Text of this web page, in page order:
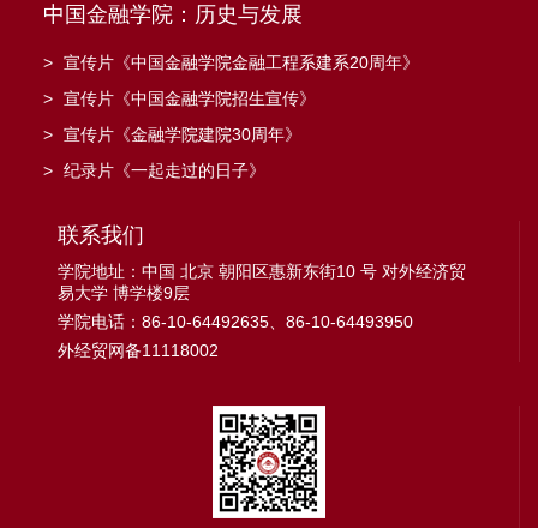
中国金融学院：历史与发展
> 宣传片《中国金融学院金融工程系建系20周年》
> 宣传片《中国金融学院招生宣传》
> 宣传片《金融学院建院30周年》
> 纪录片《一起走过的日子》
联系我们
学院地址：中国 北京 朝阳区惠新东街10 号 对外经济贸
易大学 博学楼9层
学院电话：86-10-64492635、86-10-64493950
外经贸网备11118002